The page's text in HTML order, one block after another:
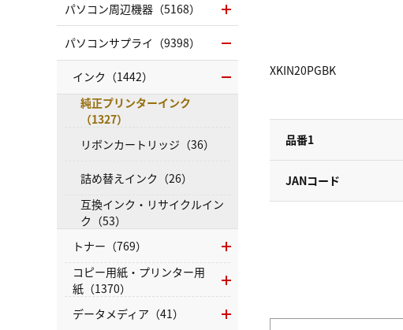
XKIN20PGBK
品番1
JANコード
パソコン周辺機器（5168）
パソコンサプライ（9398）
インク（1442）
純正プリンターインク
（1327）
リボンカートリッジ（36）
詰め替えインク（26）
互換インク・リサイクルイン
ク（53）
トナー（769）
コピー用紙・プリンター用
紙（1370）
データメディア（41）